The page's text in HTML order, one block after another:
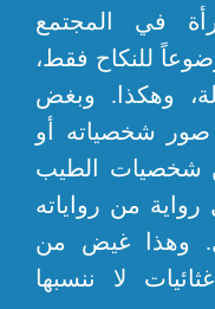
في المجتمع
للنكاح فقط،
وهكذا. وبغض
صور شخصياته أو
شخصيات الطيب
من رواياته
وهذا غيض من
لا ننسبها